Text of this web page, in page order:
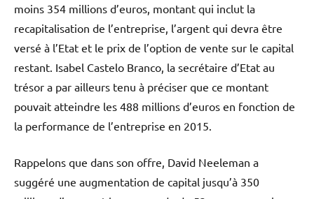
moins 354 millions d’euros, montant qui inclut la
recapitalisation de l’entreprise, l’argent qui devra être
versé à l’Etat et le prix de l’option de vente sur le capital
restant. Isabel Castelo Branco, la secrétaire d’Etat au
trésor a par ailleurs tenu à préciser que ce montant
pouvait atteindre les 488 millions d’euros en fonction de
la performance de l’entreprise en 2015.
Rappelons que dans son offre, David Neeleman a
suggéré une augmentation de capital jusqu’à 350